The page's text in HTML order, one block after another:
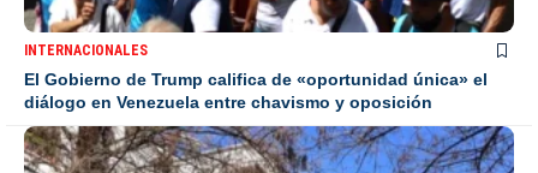
INTERNACIONALES
El Gobierno de Trump califica de «oportunidad única» el
diálogo en Venezuela entre chavismo y oposición